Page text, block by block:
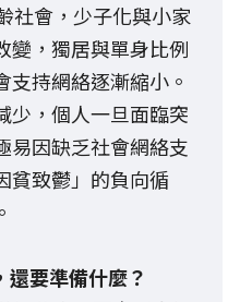
社會，少子化與小家
變，獨居與單身比例
持網絡逐漸縮小。
少，個人一旦面臨突
易因缺乏社會網絡支
貧致鬱」的負向循
要準備什麼？